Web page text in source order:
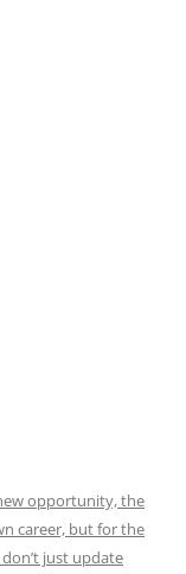
opportunity, the
career, but for the
just update